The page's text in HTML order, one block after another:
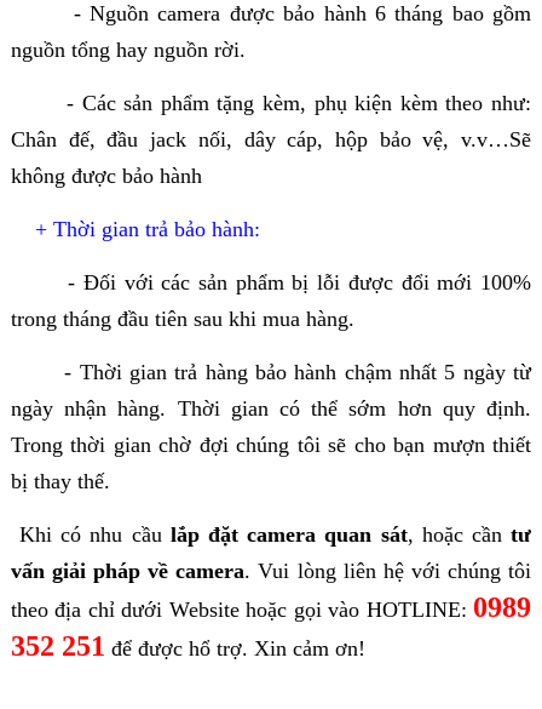
- Nguồn camera được bảo hành 6 tháng bao gồm
nguồn tổng hay nguồn rời.
- Các sản phẩm tặng kèm, phụ kiện kèm theo như:
Chân đế, đầu jack nối, dây cáp, hộp bảo vệ, v.v…Sẽ
không được bảo hành
+ Thời gian trả bảo hành:
- Đối với các sản phẩm bị lỗi được đổi mới 100%
trong tháng đầu tiên sau khi mua hàng.
- Thời gian trả hàng bảo hành chậm nhất 5 ngày từ
ngày nhận hàng. Thời gian có thể sớm hơn quy định.
Trong thời gian chờ đợi chúng tôi sẽ cho bạn mượn thiết
bị thay thế.
Khi có nhu cầu lắp đặt camera quan sát, hoặc cầntư
vấn giải pháp về camera. Vui lòng liên hệ với chúng tôi
theo địa chỉ dưới Website hoặc gọi vào HOTLINE: 0989
352 251 để được hổ trợ. Xin cảm ơn!